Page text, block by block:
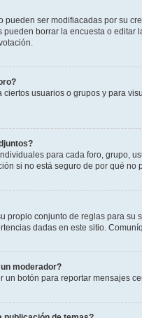
pueden ser modifiacadas por su
borrar la encuesta o
usuarios o grupos y para
para cada foro, grupo,
si no está seguro de por qué no
propio conjunto de reglas para
dadas en este sitio.
moderador?
botón para reportar mensajes